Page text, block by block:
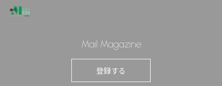
Mail Magazine
登録する